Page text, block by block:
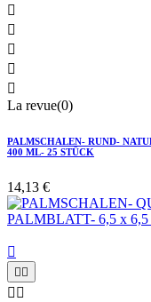





La revue(0)
PALMSCHALEN- RUND-
400 ML- 25 STÜCK
14,13 €

 
 